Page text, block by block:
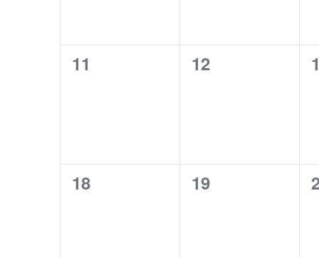
0
11
0
12
0
0
18
0
19
0